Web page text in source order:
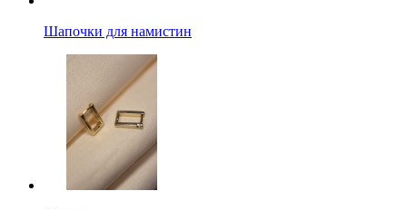
Шапочки для намистин